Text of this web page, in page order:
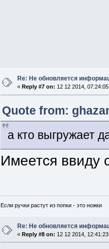
Re: Не обновляется
« Reply #7 on: 12 12 2014,
Quote from:
а кто выгружает
Имеется ввиду
Если ручки растут из попки - это ножки
Re: Не обновляется
« Reply #8 on: 12 12 2014,